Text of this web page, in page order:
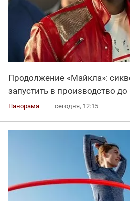
Продолжение «Майкла»:
запустить в производство до
Панорама сегодня, 12:15